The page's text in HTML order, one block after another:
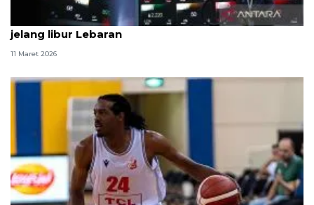
IHSG ditutup melemah, investor short-term trading
jelang libur Lebaran
11 Maret 2026